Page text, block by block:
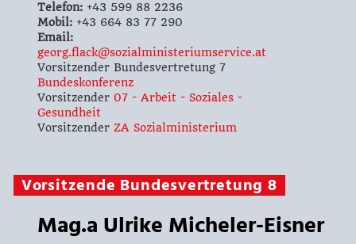
Telefon:+43 599 88 2236
Mobil:+43 664 83 77 290
Email:
georg.flack@sozialministeriumservice.at
Vorsitzender Bundesvertretung 7
Bundeskonferenz
Vorsitzender 07 - Arbeit - Soziales -
Gesundheit
Vorsitzender ZA Sozialministerium
Vorsitzende Bundesvertretung 8
Mag.a Ulrike Micheler-Eisner